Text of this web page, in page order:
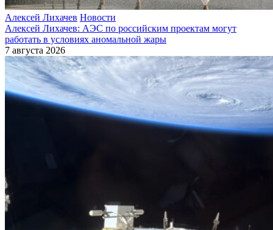
Алексей Лихачев Новости
Алексей Лихачев: АЭС по российским проектам могут
работать в условиях аномальной жары
7 августа 2026